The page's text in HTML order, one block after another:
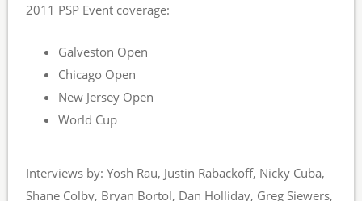
2011 PSP Event coverage:
Galveston Open
Chicago Open
New Jersey Open
World Cup
Interviews by: Yosh Rau, Justin Rabackoff, Nicky Cuba,
Shane Colby, Bryan Bortol, Dan Holliday, Greg Siewers,